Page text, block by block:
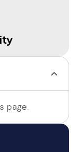
page.